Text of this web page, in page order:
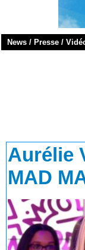
News / Presse /
Aurélie
MAD